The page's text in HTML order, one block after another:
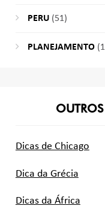
PERU(51)
PLANEJAMENTO
Dicas de Chicago
Dica da Grécia
Dicas da África